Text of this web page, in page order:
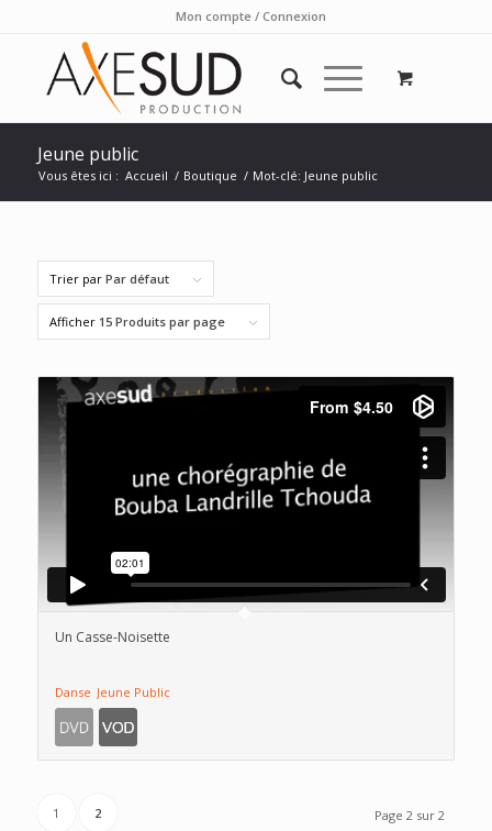
Mon compte / Connexion
Jeune public
Vous êtes ici : Accueil / Boutique / Mot-clé: Jeune public
Trier par Par défaut
Afficher 15 Produits par page
Un Casse-Noisette
Danse Jeune Public
Page 2 sur 2
1 2